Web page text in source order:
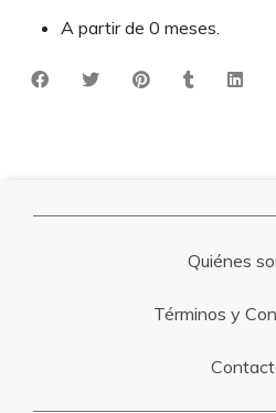
A partir de 0 meses.
Quiénes
Términos y